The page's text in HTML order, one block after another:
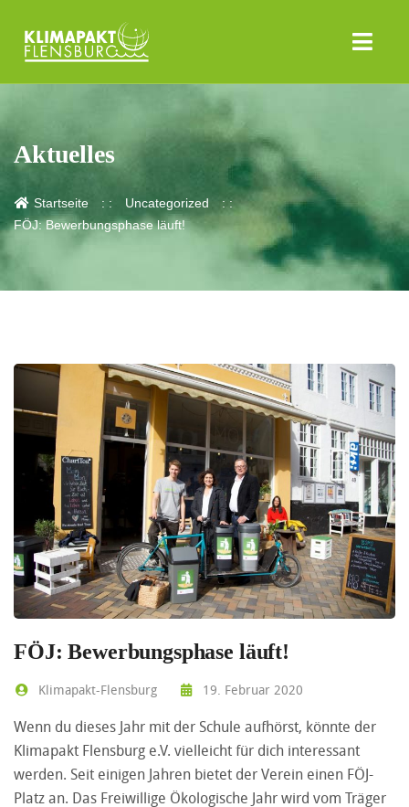
Aktuelles
Startseite
Uncategorized
FÖJ: Bewerbungsphase läuft!
FÖJ: Bewerbungsphase läuft!
Klimapakt-Flensburg 19. Februar 2020
Wenn du dieses Jahr mit der Schule aufhörst, könnte der
Klimapakt Flensburg e.V. vielleicht für dich interessant
werden. Seit einigen Jahren bietet der Verein einen FÖJ-
Platz an. Das Freiwillige Ökologische Jahr wird vom Träger